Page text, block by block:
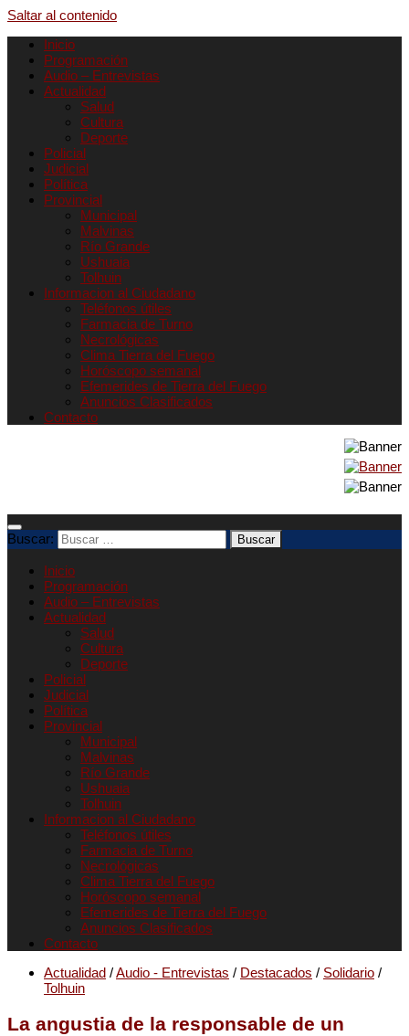
Saltar al contenido
Inicio
Programación
Audio – Entrevistas
Actualidad
Salud
Cultura
Deporte
Policial
Judicial
Política
Provincial
Municipal
Malvinas
Río Grande
Ushuaia
Tolhuin
Informacion al Ciudadano
Teléfonos útiles
Farmacia de Turno
Necrológicas
Clima Tierra del Fuego
Horóscopo semanal
Efemerides de Tierra del Fuego
Anuncios Clasificados
Contacto
Buscar:
Inicio
Programación
Audio – Entrevistas
Actualidad
Salud
Cultura
Deporte
Policial
Judicial
Política
Provincial
Municipal
Malvinas
Río Grande
Ushuaia
Tolhuin
Informacion al Ciudadano
Teléfonos útiles
Farmacia de Turno
Necrológicas
Clima Tierra del Fuego
Horóscopo semanal
Efemerides de Tierra del Fuego
Anuncios Clasificados
Contacto
Actualidad /Audio - Entrevistas / Destacados / Solidario /
Tolhuin
La angustia de la responsable de un